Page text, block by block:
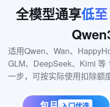
全模型通享低至
适用Qwen、Wan、
GLM、DeepSeek、Kimi 等
一步，可按实际使用扣除额